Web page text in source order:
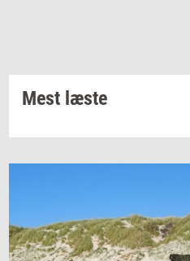
Mest læste